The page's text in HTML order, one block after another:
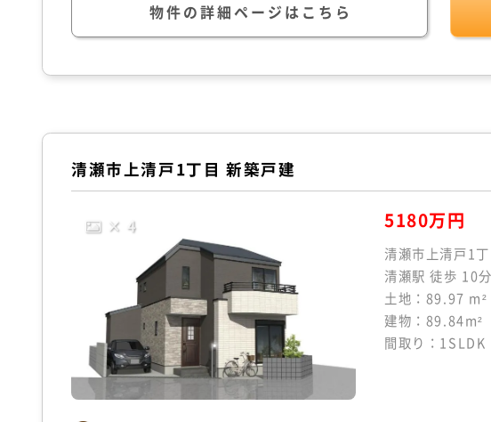
物件の詳細ページはこちら
清瀬市上清戸1丁目 新築戸建
× 4 5180万円
清瀬市上清戸1
清瀬駅 徒歩 10分
土地：89.97 m²
建物：89.84m²
間取り：1SLDK